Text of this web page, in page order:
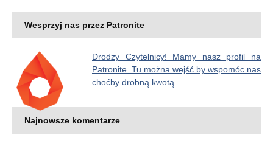
Wesprzyj nas przez Patronite
Drodzy Czytelnicy! Mamy nasz profil na
Patronite. Tu można wejść by wspomóc nas
choćby drobną kwotą.
Najnowsze komentarze